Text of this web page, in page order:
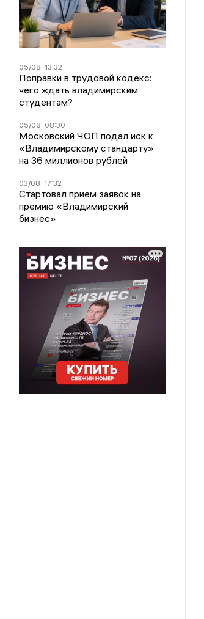
05/08 13:32
Поправки в трудовой кодекс:
чего ждать владимирским
студентам?
05/08 08:30
Московский ЧОП подал иск к
«Владимирскому стандарту»
на 36 миллионов рублей
03/08 17:32
Стартовал прием заявок на
премию «Владимирский
бизнес»